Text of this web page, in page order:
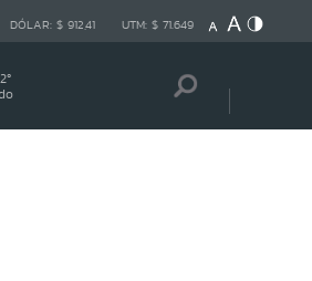
DÓLAR: $ 912,41 UTM: $ 71.649
º